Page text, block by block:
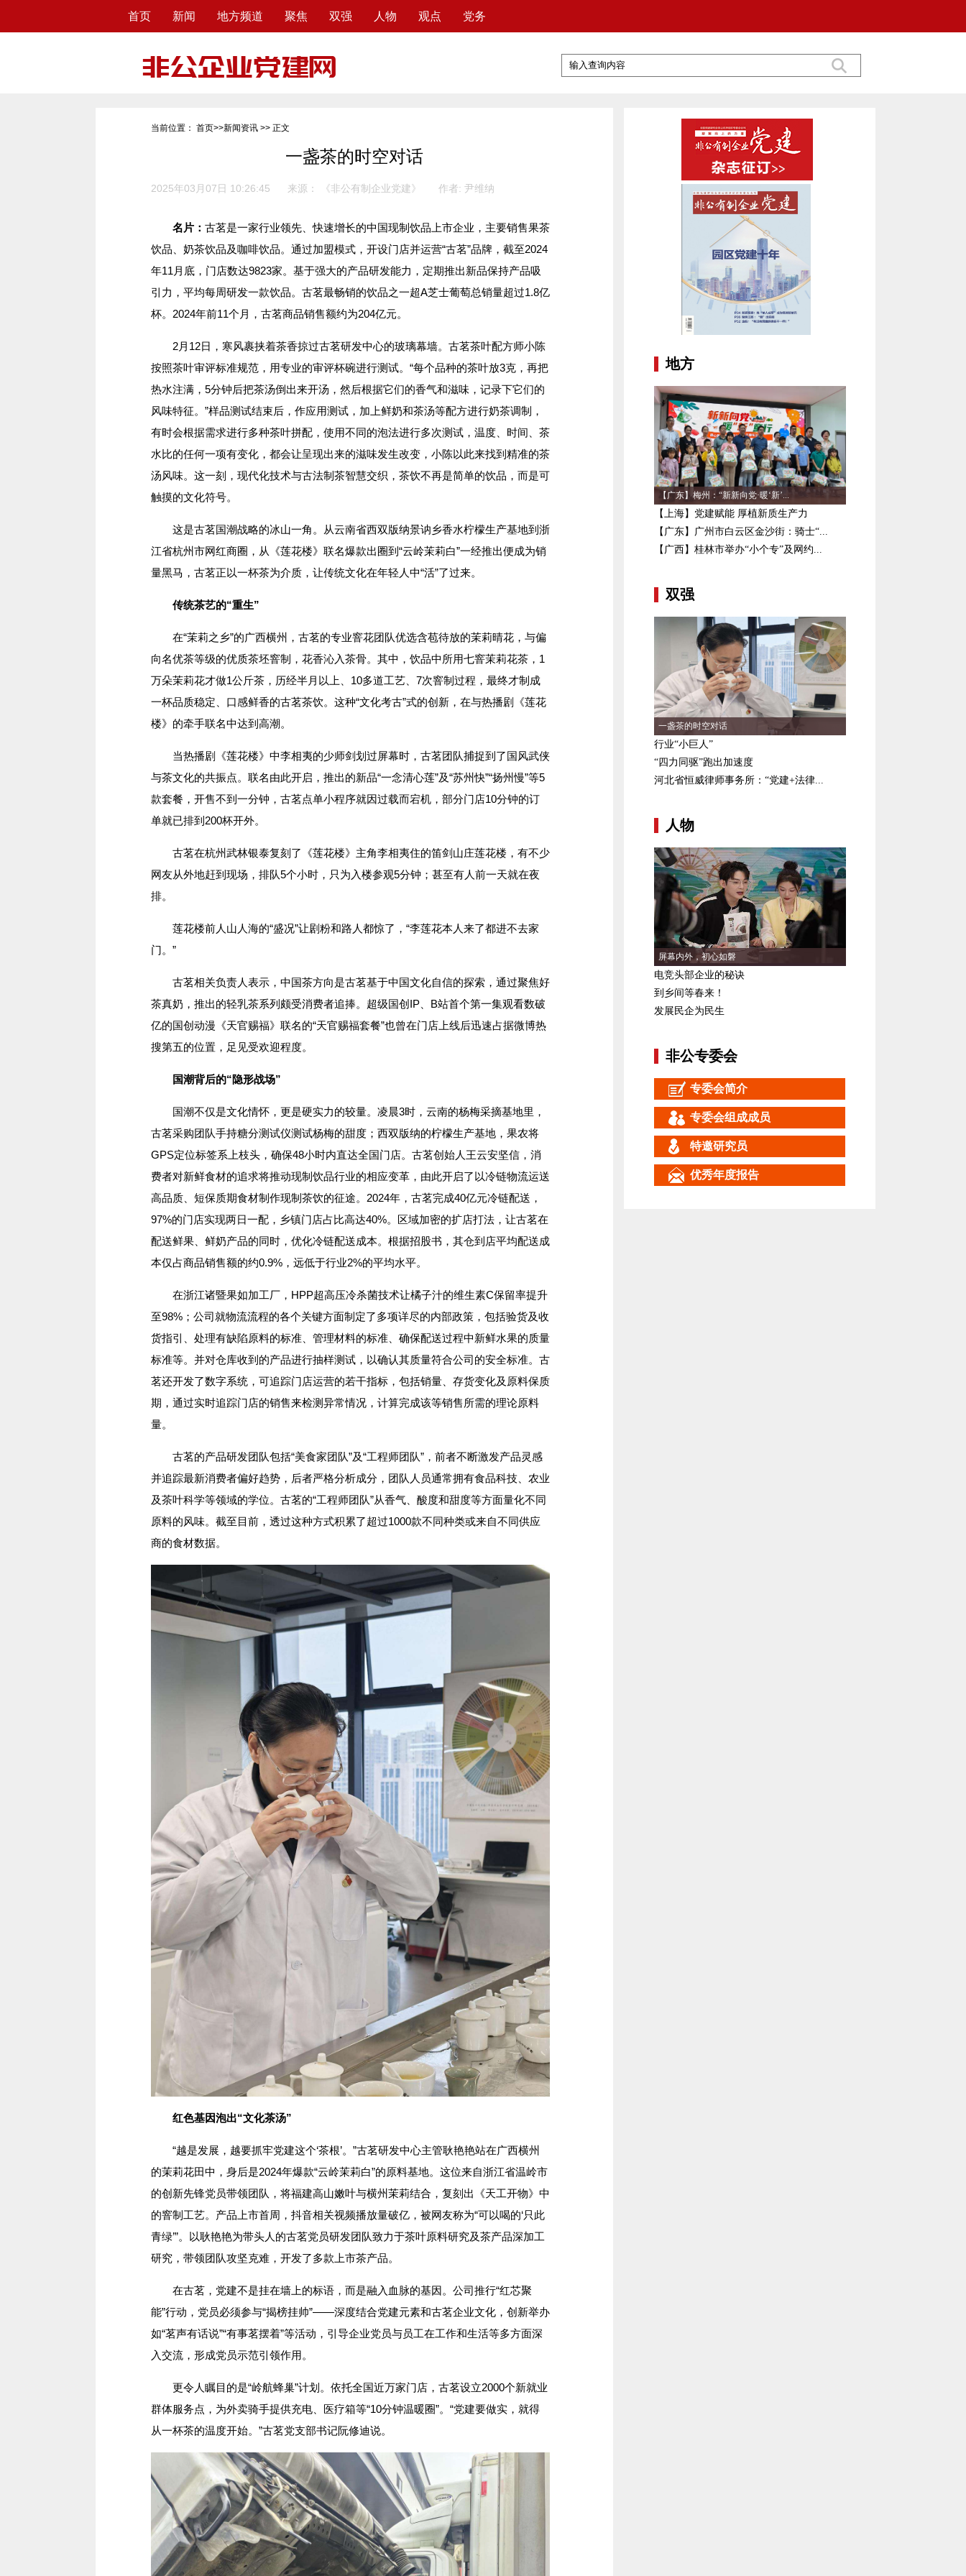
首页 新闻 地方频道 聚焦 双强 人物 观点 党务
当前位置： 首页>>新闻资讯 >> 正文
一盏茶的时空对话
2025年03月07日 10:26:45 来源： 《非公有制企业党建》 作者: 尹维纳
名片： 古茗是一家行业领先、快速增长的中国现制饮品上市企业，主要销售果茶
饮品、奶茶饮品及咖啡饮品。通过加盟模式，开设门店并运营“古茗”品牌，截至2024
年11月底，门店数达9823家。基于强大的产品研发能力，定期推出新品保持产品吸
引力，平均每周研发一款饮品。古茗最畅销的饮品之一超A芝士葡萄总销量超过1.8亿
杯。2024年前11个月，古茗商品销售额约为204亿元。
2月12日，寒风裹挟着茶香掠过古茗研发中心的玻璃幕墙。古茗茶叶配方师小陈
按照茶叶审评标准规范，用专业的审评杯碗进行测试。“每个品种的茶叶放3克，再把
热水注满，5分钟后把茶汤倒出来开汤，然后根据它们的香气和滋味，记录下它们的
风味特征。”样品测试结束后，作应用测试，加上鲜奶和茶汤等配方进行奶茶调制，
有时会根据需求进行多种茶叶拼配，使用不同的泡法进行多次测试，温度、时间、茶
水比的任何一项有变化，都会让呈现出来的滋味发生改变，小陈以此来找到精准的茶
汤风味。这一刻，现代化技术与古法制茶智慧交织，茶饮不再是简单的饮品，而是可
触摸的文化符号。
这是古茗国潮战略的冰山一角。从云南省西双版纳景讷乡香水柠檬生产基地到浙
江省杭州市网红商圈，从《莲花楼》联名爆款出圈到“云岭茉莉白”一经推出便成为销
量黑马，古茗正以一杯茶为介质，让传统文化在年轻人中“活”了过来。
传统茶艺的“重生”
在“茉莉之乡”的广西横州，古茗的专业窨花团队优选含苞待放的茉莉晴花，与偏
向名优茶等级的优质茶坯窨制，花香沁入茶骨。其中，饮品中所用七窨茉莉花茶，1
万朵茉莉花才做1公斤茶，历经半月以上、10多道工艺、7次窨制过程，最终才制成
一杯品质稳定、口感鲜香的古茗茶饮。这种“文化考古”式的创新，在与热播剧《莲花
楼》的牵手联名中达到高潮。
当热播剧《莲花楼》中李相夷的少师剑划过屏幕时，古茗团队捕捉到了国风武侠
与茶文化的共振点。联名由此开启，推出的新品“一念清心莲”及“苏州快”“扬州慢”等5
款套餐，开售不到一分钟，古茗点单小程序就因过载而宕机，部分门店10分钟的订
单就已排到200杯开外。
古茗在杭州武林银泰复刻了《莲花楼》主角李相夷住的笛剑山庄莲花楼，有不少
网友从外地赶到现场，排队5个小时，只为入楼参观5分钟；甚至有人前一天就在夜
排。
莲花楼前人山人海的“盛况”让剧粉和路人都惊了，“李莲花本人来了都进不去家
门。”
古茗相关负责人表示，中国茶方向是古茗基于中国文化自信的探索，通过聚焦好
茶真奶，推出的轻乳茶系列颇受消费者追捧。超级国创IP、B站首个第一集观看数破
亿的国创动漫《天官赐福》联名的“天官赐福套餐”也曾在门店上线后迅速占据微博热
搜第五的位置，足见受欢迎程度。
国潮背后的“隐形战场”
国潮不仅是文化情怀，更是硬实力的较量。凌晨3时，云南的杨梅采摘基地里，
古茗采购团队手持糖分测试仪测试杨梅的甜度；西双版纳的柠檬生产基地，果农将
GPS定位标签系上枝头，确保48小时内直达全国门店。古茗创始人王云安坚信，消
费者对新鲜食材的追求将推动现制饮品行业的相应变革，由此开启了以冷链物流运送
高品质、短保质期食材制作现制茶饮的征途。2024年，古茗完成40亿元冷链配送，
97%的门店实现两日一配，乡镇门店占比高达40%。区域加密的扩店打法，让古茗在
配送鲜果、鲜奶产品的同时，优化冷链配送成本。根据招股书，其仓到店平均配送成
本仅占商品销售额的约0.9%，远低于行业2%的平均水平。
在浙江诸暨果如加工厂，HPP超高压冷杀菌技术让橘子汁的维生素C保留率提升
至98%；公司就物流流程的各个关键方面制定了多项详尽的内部政策，包括验货及收
货指引、处理有缺陷原料的标准、管理材料的标准、确保配送过程中新鲜水果的质量
标准等。并对仓库收到的产品进行抽样测试，以确认其质量符合公司的安全标准。古
茗还开发了数字系统，可追踪门店运营的若干指标，包括销量、存货变化及原料保质
期，通过实时追踪门店的销售来检测异常情况，计算完成该等销售所需的理论原料
量。
古茗的产品研发团队包括“美食家团队”及“工程师团队”，前者不断激发产品灵感
并追踪最新消费者偏好趋势，后者严格分析成分，团队人员通常拥有食品科技、农业
及茶叶科学等领域的学位。古茗的“工程师团队”从香气、酸度和甜度等方面量化不同
原料的风味。截至目前，透过这种方式积累了超过1000款不同种类或来自不同供应
商的食材数据。
红色基因泡出“文化茶汤”
“越是发展，越要抓牢党建这个‘茶根’。”古茗研发中心主管耿艳艳站在广西横州
的茉莉花田中，身后是2024年爆款“云岭茉莉白”的原料基地。这位来自浙江省温岭市
的创新先锋党员带领团队，将福建高山嫩叶与横州茉莉结合，复刻出《天工开物》中
的窨制工艺。产品上市首周，抖音相关视频播放量破亿，被网友称为“可以喝的‘只此
青绿’”。以耿艳艳为带头人的古茗党员研发团队致力于茶叶原料研究及茶产品深加工
研究，带领团队攻坚克难，开发了多款上市茶产品。
在古茗，党建不是挂在墙上的标语，而是融入血脉的基因。公司推行“红芯聚
能”行动，党员必须参与“揭榜挂帅”——深度结合党建元素和古茗企业文化，创新举办
如“茗声有话说”“有事茗摆着”等活动，引导企业党员与员工在工作和生活等多方面深
入交流，形成党员示范引领作用。
更令人瞩目的是“岭航蜂巢”计划。依托全国近万家门店，古茗设立2000个新就业
群体服务点，为外卖骑手提供充电、医疗箱等“10分钟温暖圈”。“党建要做实，就得
从一杯茶的温度开始。”古茗党支部书记阮修迪说。
地方
【广东】梅州：“新新向党·暖‘新’...
【上海】党建赋能 厚植新质生产力
【广东】广州市白云区金沙街：骑士“...
【广西】桂林市举办“小个专”及网约...
双强
一盏茶的时空对话
行业“小巨人”
“四力同驱”跑出加速度
河北省恒威律师事务所：“党建+法律...
人物
屏幕内外，初心如磐
电竞头部企业的秘诀
到乡间等春来！
发展民企为民生
非公专委会
专委会简介
专委会组成成员
特邀研究员
优秀年度报告